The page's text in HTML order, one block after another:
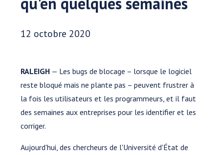
Date publiée:
12 octobre 2020
RALEIGH — Les bugs de blocage – lorsque le logiciel
reste bloqué mais ne plante pas – peuvent frustrer à
la fois les utilisateurs et les programmeurs, et il faut
des semaines aux entreprises pour les identifier et les
corriger.
Aujourd'hui, des chercheurs de l'Université d'État de